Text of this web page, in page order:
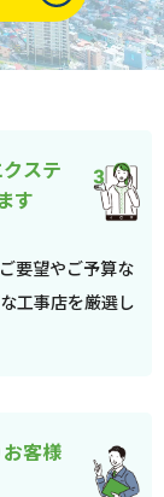
ステ
す
要望やご予算な
工事店を厳選し
客様